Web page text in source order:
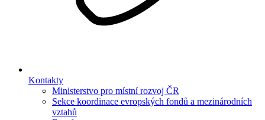
Kontakty
Ministerstvo pro místní rozvoj ČR
Sekce koordinace evropských fondů a mezinárodních
vztahů